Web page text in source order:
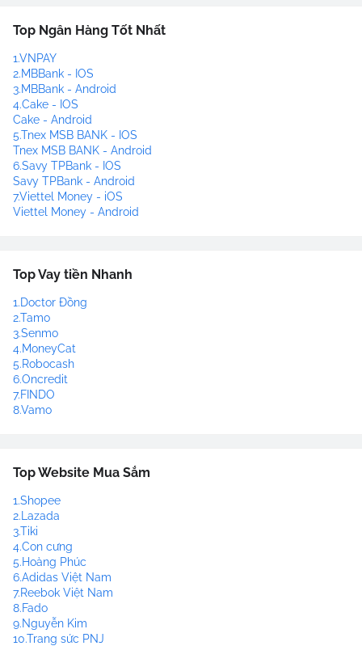
Top Ngân Hàng Tốt Nhất
1.VNPAY
2.MBBank - IOS
3.MBBank - Android
4.Cake - IOS
Cake - Android
5.Tnex MSB BANK - IOS
Tnex MSB BANK - Android
6.Savy TPBank - IOS
Savy TPBank - Android
7.Viettel Money - iOS
Viettel Money - Android
Top Vay tiền Nhanh
1.Doctor Đồng
2.Tamo
3.Senmo
4.MoneyCat
5.Robocash
6.Oncredit
7.FINDO
8.Vamo
Top Website Mua Sắm
1.Shopee
2.Lazada
3.Tiki
4.Con cưng
5.Hoàng Phúc
6.Adidas Việt Nam
7.Reebok Việt Nam
8.Fado
9.Nguyễn Kim
10.Trang sức PNJ